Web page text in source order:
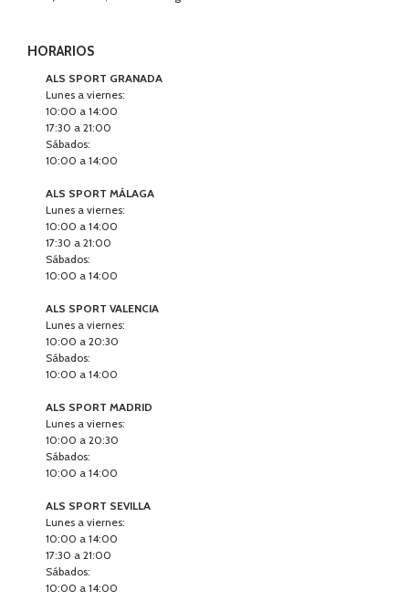
HORARIOS
ALS SPORT GRANADA
Lunes a viernes:
10:00 a 14:00
17:30 a 21:00
Sábados:
10:00 a 14:00
ALS SPORT MÁLAGA
Lunes a viernes:
10:00 a 14:00
17:30 a 21:00
Sábados:
10:00 a 14:00
ALS SPORT VALENCIA
Lunes a viernes:
10:00 a 20:30
Sábados:
10:00 a 14:00
ALS SPORT MADRID
Lunes a viernes:
10:00 a 20:30
Sábados:
10:00 a 14:00
ALS SPORT SEVILLA
Lunes a viernes:
10:00 a 14:00
17:30 a 21:00
Sábados:
10:00 a 14:00